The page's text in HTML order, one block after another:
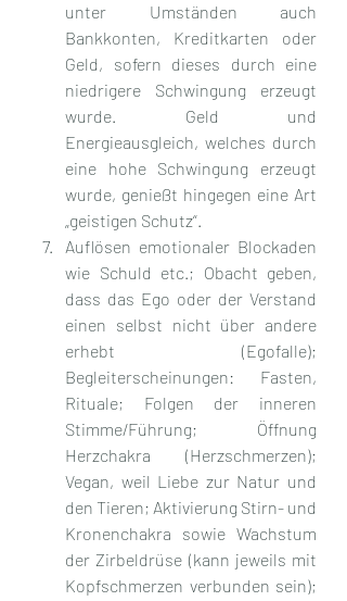
unter Umständen auch
Bankkonten, Kreditkarten oder
Geld, sofern dieses durch eine
niedrigere Schwingung erzeugt
wurde. Geld und
Energieausgleich, welches durch
eine hohe Schwingung erzeugt
wurde, genießt hingegen eine Art
„geistigen Schutz“.
Auflösen emotionaler Blockaden
wie Schuld etc.; Obacht geben,
dass das Ego oder der Verstand
einen selbst nicht über andere
erhebt (Egofalle);
Begleiterscheinungen: Fasten,
Rituale; Folgen der inneren
Stimme/Führung; Öffnung
Herzchakra (Herzschmerzen);
Vegan, weil Liebe zur Natur und
den Tieren; Aktivierung Stirn- und
Kronenchakra sowie Wachstum
der Zirbeldrüse (kann jeweils mit
Kopfschmerzen verbunden sein);